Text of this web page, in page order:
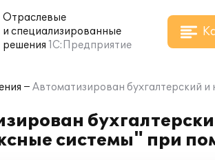
Отраслевые
и специализированные
решения 1С:Предприятие
Автоматизирован бухгалтерский
системы" при